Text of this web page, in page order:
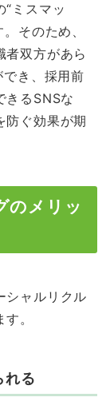
ミスマッ
そのため、
者双方があら
でき、採用前
きるSNSな
防ぐ効果が期
のメリッ
シャルリクル
。
れる